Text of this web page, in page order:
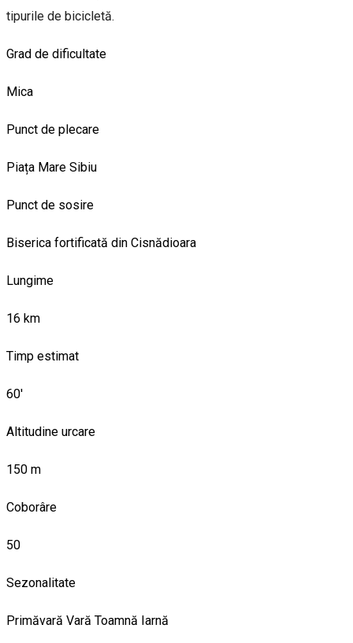
tipurile de bicicletă.
Grad de dificultate
Mica
Punct de plecare
Piața Mare Sibiu
Punct de sosire
Biserica fortificată din Cisnădioara
Lungime
16 km
Timp estimat
60'
Altitudine urcare
150 m
Coborâre
50
Sezonalitate
Primăvară Vară Toamnă Iarnă